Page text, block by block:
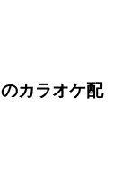
のカラオケ配